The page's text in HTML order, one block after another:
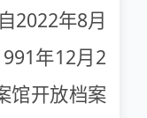
2022年8月
年12月 2
馆开放档案